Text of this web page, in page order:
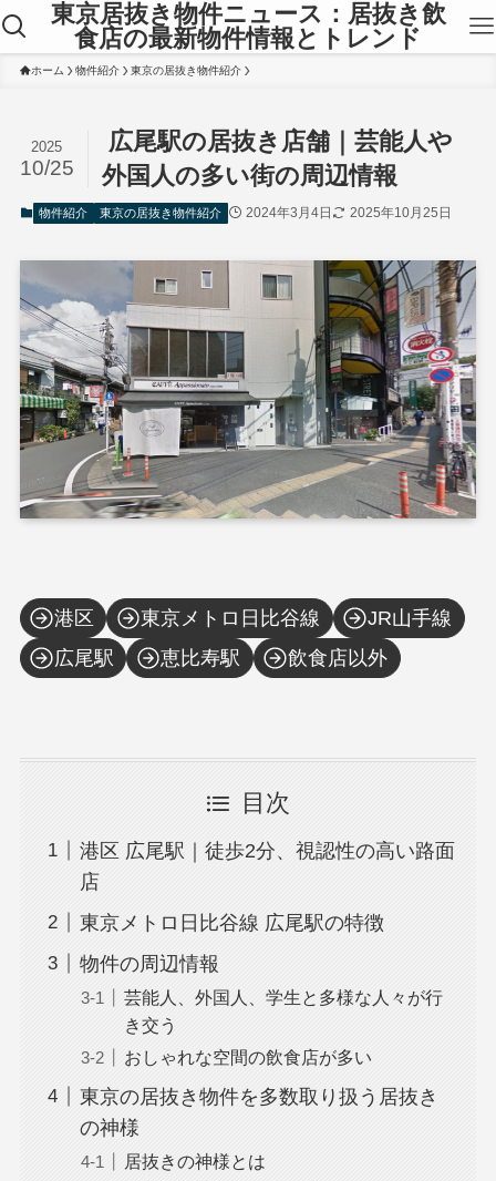
東京居抜き物件ニュース：居抜き飲
食店の最新物件情報とトレンド
ホーム 物件紹介 東京の居抜き物件紹介
広尾駅の居抜き店舗｜芸能人や
外国人の多い街の周辺情報
2025
10/25
物件紹介 東京の居抜き物件紹介 2024年3月4日 2025年10月25日
港区 東京メトロ日比谷線
JR山手線
広尾駅
恵比寿駅 飲食店以外
目次
港区 広尾駅｜徒歩2分、視認性の高い路面
店
東京メトロ日比谷線 広尾駅の特徴
物件の周辺情報
芸能人、外国人、学生と多様な人々が行
き交う
おしゃれな空間の飲食店が多い
東京の居抜き物件を多数取り扱う居抜き
の神様
居抜きの神様とは